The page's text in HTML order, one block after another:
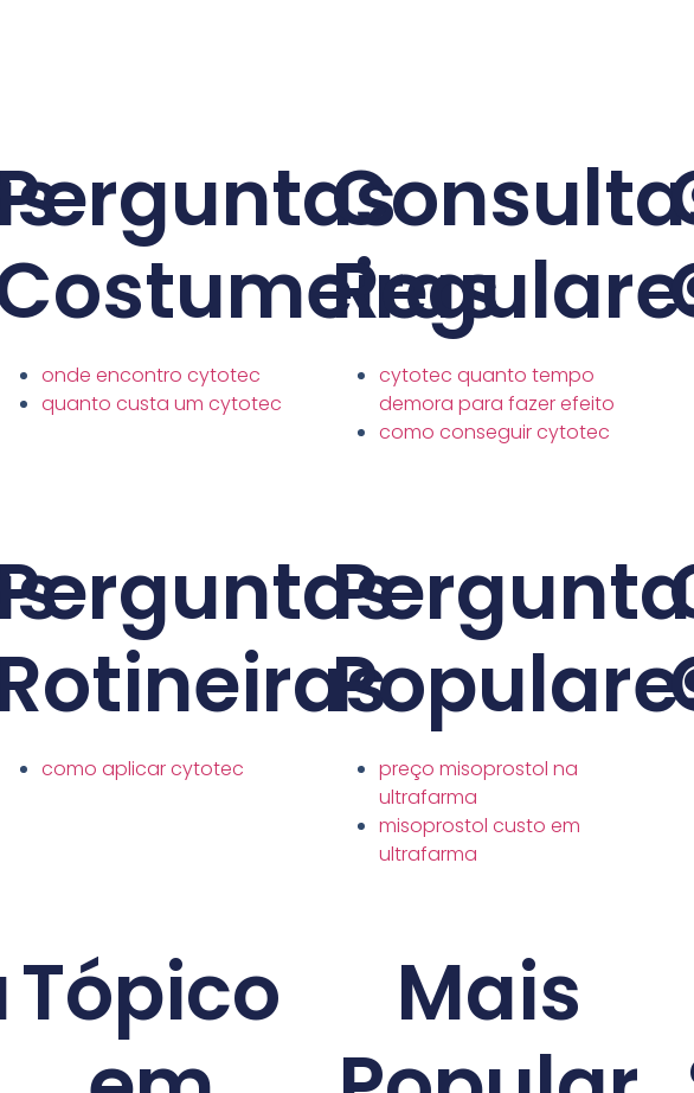
onde encontro cytotec
quanto custa um cytotec
cytotec quanto tempo
demora para fazer efeito
como conseguir cytotec
Rotineiras
como aplicar cytotec
preço misoprostol na
ultrafarma
misoprostol custo em
ultrafarma
Tópico
Mais